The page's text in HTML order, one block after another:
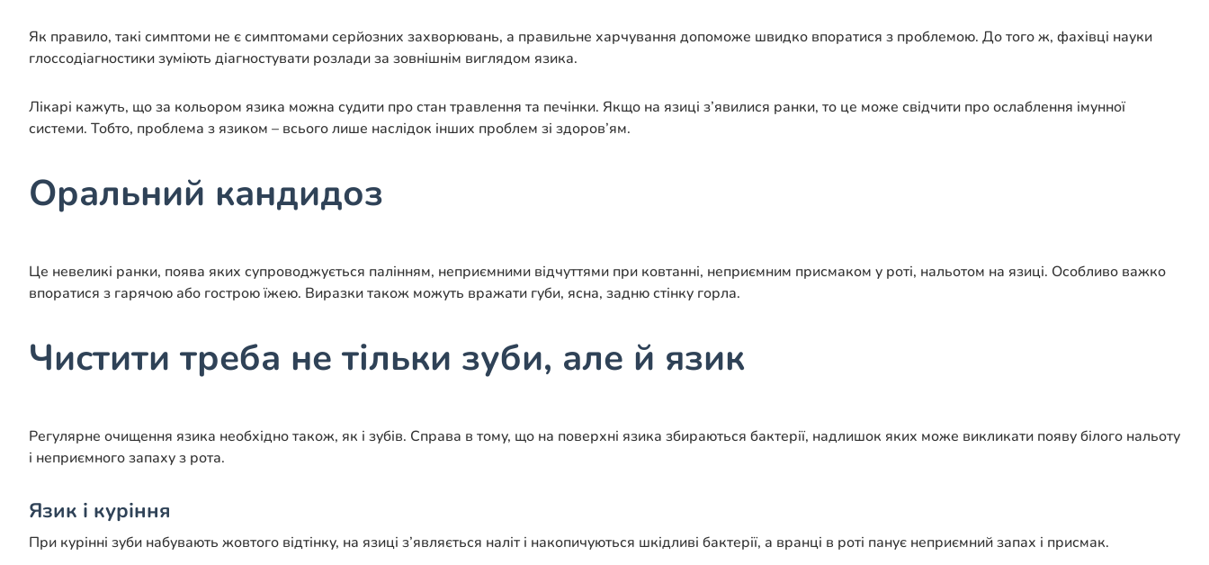
Як правило, такі симптоми не є симптомами серйозних захворювань, а правильне харчування допоможе швидко впоратися з проблемою. До того ж, фахівці науки
глоссодіагностики зуміють діагностувати розлади за зовнішнім виглядом язика.
Лікарі кажуть, що за кольором язика можна судити про стан травлення та печінки. Якщо на язиці з’явилися ранки, то це може свідчити про ослаблення імунної
системи. Тобто, проблема з язиком – всього лише наслідок інших проблем зі здоров’ям.
Оральний кандидоз
Це невеликі ранки, поява яких супроводжується палінням, неприємними відчуттями при ковтанні, неприємним присмаком у роті, нальотом на язиці. Особливо важко
впоратися з гарячою або гострою їжею. Виразки також можуть вражати губи, ясна, задню стінку горла.
Чистити треба не тільки зуби, але й язик
Регулярне очищення язика необхідно також, як і зубів. Справа в тому, що на поверхні язика збираються бактерії, надлишок яких може викликати появу білого нальоту
і неприємного запаху з рота.
Язик і куріння
При курінні зуби набувають жовтого відтінку, на язиці з’являється наліт і накопичуються шкідливі бактерії, а вранці в роті панує неприємний запах і присмак.